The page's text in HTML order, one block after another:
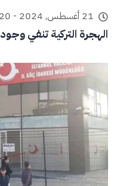
21 أغسطس, 2024 - 12:20 م
الهجرة التركية تنفي وجود 7 ملايين سوري في تركيا